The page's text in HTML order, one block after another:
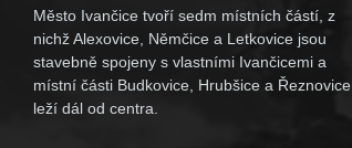
Město Ivančice tvoří sedm místních částí, z
nichž Alexovice, Němčice a Letkovice jsou
stavebně spojeny s vlastními Ivančicemi a
místní části Budkovice, Hrubšice a Řeznovice
leží dál od centra.